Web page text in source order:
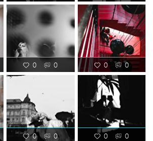
0 0 0 0
0 0 0 0